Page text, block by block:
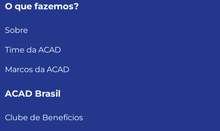
O que fazemos?
Sobre
Time da ACAD
Marcos da ACAD
ACAD Brasil
Clube de Benefícios